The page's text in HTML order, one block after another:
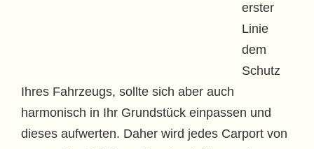
erster
Linie
dem
Schutz
Ihres Fahrzeugs, sollte sich aber auch
harmonisch in Ihr Grundstück einpassen und
dieses aufwerten. Daher wird jedes Carport von